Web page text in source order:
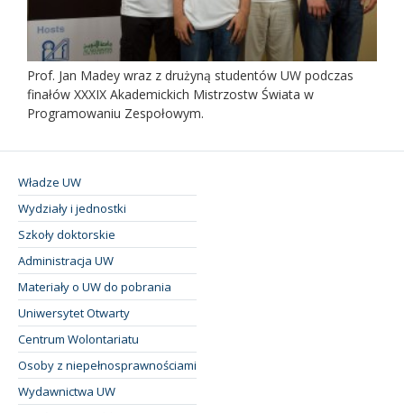
Prof. Jan Madey wraz z drużyną studentów UW podczas
finałów XXXIX Akademickich Mistrzostw Świata w
Programowaniu Zespołowym.
Władze UW
Wydziały i jednostki
Szkoły doktorskie
Administracja UW
Materiały o UW do pobrania
Uniwersytet Otwarty
Centrum Wolontariatu
Osoby z niepełnosprawnościami
Wydawnictwa UW